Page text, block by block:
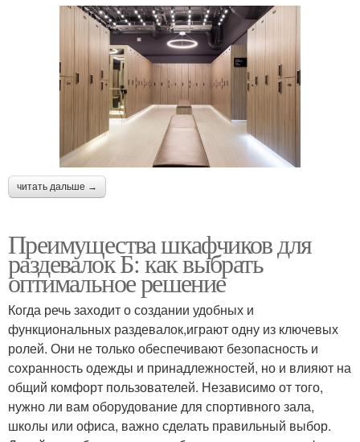
читать дальше →
Преимущества шкафчиков для
раздевалок Б: как выбрать
оптимальное решение
Когда речь заходит о создании удобных и
функциональных раздевалок,играют одну из ключевых
ролей. Они не только обеспечивают безопасность и
сохранность одежды и принадлежностей, но и влияют на
общий комфорт пользователей. Независимо от того,
нужно ли вам оборудование для спортивного зала,
школы или офиса, важно сделать правильный выбор.